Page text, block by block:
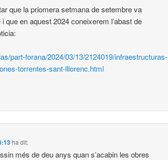
que la priomera setmana de setembre va
que en aquest 2024 coneixerem l’abast de
part-forana/2024/03/13/2124019/infraestructuras-
torrentes-sant-lllorenc.html
ha dit:
més de deu anys quan s’acabin les obres